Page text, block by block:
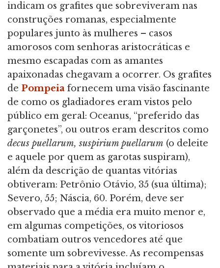
indicam os grafites que sobreviveram nas
construções romanas, especialmente
populares junto às mulheres – casos
amorosos com senhoras aristocráticas e
mesmo escapadas com as amantes
apaixonadas chegavam a ocorrer. Os grafites
de Pompeia fornecem uma visão fascinante
de como os gladiadores eram vistos pelo
público em geral: Oceanus, “preferido das
garçonetes”, ou outros eram descritos como
decus puellarum, suspirium puellarum (o deleite
e aquele por quem as garotas suspiram),
além da descrição de quantas vitórias
obtiveram: Petrônio Otávio, 35 (sua última);
Severo, 55; Náscia, 60. Porém, deve ser
observado que a média era muito menor e,
em algumas competições, os vitoriosos
combatiam outros vencedores até que
somente um sobrevivesse. As recompensas